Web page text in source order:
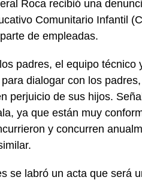
Roca recibió una
Comunitario Infantil
de empleadas.
padres, el equipo técnico
dialogar con los
perjuicio de sus hijos.
ya que están muy
y concurren
se labró un acta que será